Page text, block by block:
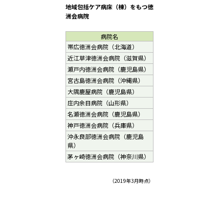
地域包括ケア病床（棟）をもつ徳
洲会病院
病院名
帯広徳洲会病院（北海道）
近江草津徳洲会病院（滋賀県）
瀬戸内徳洲会病院（鹿児島県）
宮古島徳洲会病院（沖縄県）
大隅鹿屋病院（鹿児島県）
庄内余目病院（山形県）
名瀬徳洲会病院（鹿児島県）
神戸徳洲会病院（兵庫県）
沖永良部徳洲会病院（鹿児島
県）
茅ヶ崎徳洲会病院（神奈川県）
（2019年3月時点）